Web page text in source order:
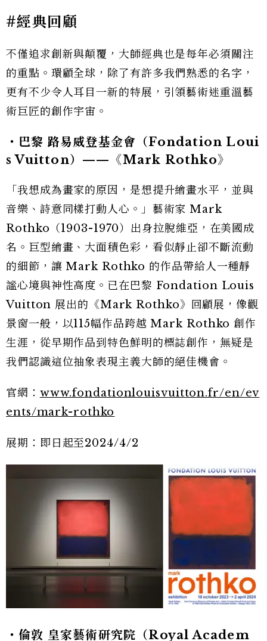
#經典回顧
不僅追求創新與顛覆，大師經典也是每年必須關注
的重點。環顧全球，除了有許多我們熟悉的名字，
更有不少令人耳目一新的特展，引領藝術迷重溫藝
術巨匠的創作宇宙。
・巴黎 路易威登基金會（Fondation Loui
s Vuitton）——《Mark Rothko》
「我想成為畫家的原因，是想提升繪畫水平，並與
音樂、詩意同樣打動人心。」藝術家 Mark
Rothko（1903-1970）出身拉脫維亞，在美國成
名。巨型繪畫、大面積色彩，看似靜止卻不斷流動
的細節，讓 Mark Rothko 的作品帶給人一種靜
謐心境與神性高度。已在巴黎 Fondation Louis
Vuitton 展出的《Mark Rothko》回顧展，像觀
景窗一般，以115幅作品跨越 Mark Rothko 創作
生涯，從早期作品到特色鮮明的標誌創作，無疑是
我們認識這位抽象表現主義大師的絕佳機會。
官網： www.fondationlouisvuitton.fr/en/ev
ents/mark-rothko
展期：即日起至2024/4/2
・倫敦 皇家藝術研究院（Royal Academ